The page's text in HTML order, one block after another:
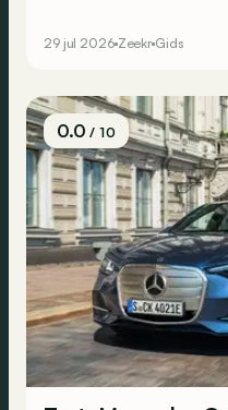
29 jul 2026 Zeekr Gids
0.0/ 10